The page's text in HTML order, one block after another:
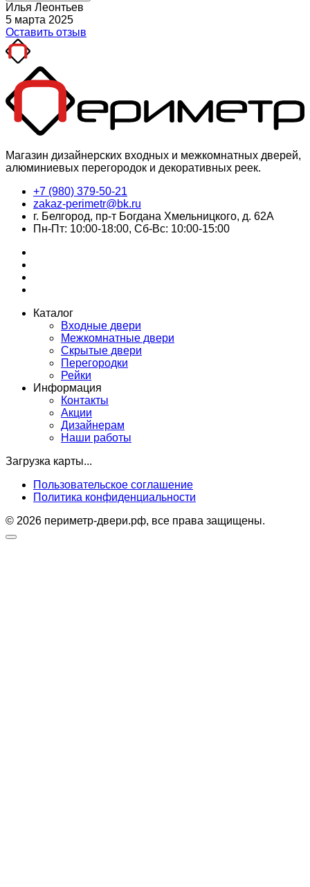
Илья Леонтьев
5 марта 2025
Оставить отзыв
Магазин дизайнерских входных и межкомнатных дверей,
алюминиевых перегородок и декоративных реек.
+7 (980) 379-50-21
zakaz-perimetr@bk.ru
г. Белгород, пр-т Богдана Хмельницкого, д. 62А
Пн-Пт: 10:00-18:00, Сб-Вс: 10:00-15:00
Каталог
Входные двери
Межкомнатные двери
Скрытые двери
Перегородки
Рейки
Информация
Контакты
Акции
Дизайнерам
Наши работы
Загрузка карты...
Пользовательское соглашение
Политика конфиденциальности
© 2026 периметр-двери.рф, все права защищены.